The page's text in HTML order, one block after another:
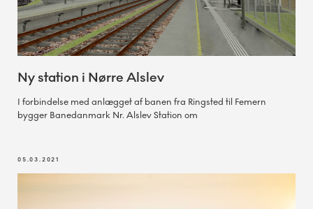
Ny station i Nørre Alslev
I forbindelse med anlægget af banen fra Ringsted til Femern
bygger Banedanmark Nr. Alslev Station om
05.03.2021